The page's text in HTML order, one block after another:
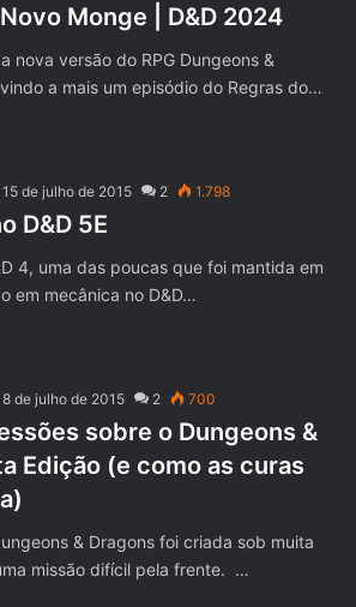
Monge | D&D 2024
nova versão do RPG Dungeons &
a mais um episódio do Regras do…
15 de julho de 2015 2 1.798
D&D 5E
4, uma das poucas que foi mantida em
em mecânica no D&D…
8 de julho de 2015 2 700
sobre o Dungeons &
Edição (e como as curas
& Dragons foi criada sob muita
missão difícil pela frente. …